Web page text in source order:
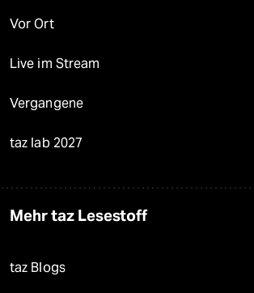
Vor Ort
Live im Stream
Vergangene
taz lab 2027
Mehr taz Lesestoff
taz Blogs